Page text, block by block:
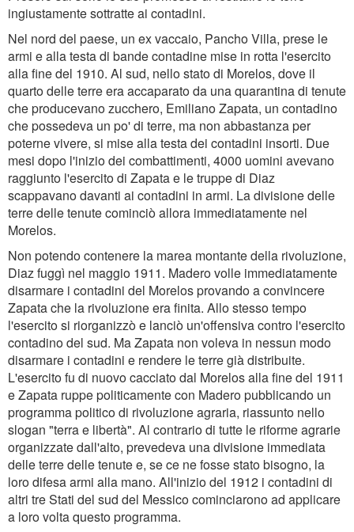
ingiustamente sottratte ai contadini.
Nel nord del paese, un ex vaccaio, Pancho Villa, prese le
armi e alla testa di bande contadine mise in rotta l'esercito
alla fine del 1910. Al sud, nello stato di Morelos, dove il
quarto delle terre era accaparato da una quarantina di tenute
che producevano zucchero, Emiliano Zapata, un contadino
che possedeva un po' di terre, ma non abbastanza per
poterne vivere, si mise alla testa dei contadini insorti. Due
mesi dopo l'inizio dei combattimenti, 4000 uomini avevano
raggiunto l'esercito di Zapata e le truppe di Diaz
scappavano davanti ai contadini in armi. La divisione delle
terre delle tenute cominciò allora immediatamente nel
Morelos.
Non potendo contenere la marea montante della rivoluzione,
Diaz fuggì nel maggio 1911. Madero volle immediatamente
disarmare i contadini del Morelos provando a convincere
Zapata che la rivoluzione era finita. Allo stesso tempo
l'esercito si riorganizzò e lanciò un'offensiva contro l'esercito
contadino del sud. Ma Zapata non voleva in nessun modo
disarmare i contadini e rendere le terre già distribuite.
L'esercito fu di nuovo cacciato dal Morelos alla fine del 1911
e Zapata ruppe politicamente con Madero pubblicando un
programma politico di rivoluzione agraria, riassunto nello
slogan "terra e libertà". Al contrario di tutte le riforme agrarie
organizzate dall'alto, prevedeva una divisione immediata
delle terre delle tenute e, se ce ne fosse stato bisogno, la
loro difesa armi alla mano. All'inizio del 1912 i contadini di
altri tre Stati del sud del Messico cominciarono ad applicare
a loro volta questo programma.